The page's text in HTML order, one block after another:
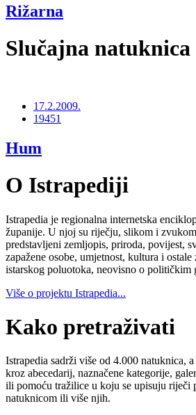
Rižarna
Slučajna natuknica
17.2.2009.
19451
Hum
O Istrapediji
Istrapedia je regionalna internetska
županije. U njoj su riječju, slikom i
predstavljeni zemljopis, priroda, povijest,
zapažene osobe, umjetnost, kultura i
istarskog poluotoka, neovisno o političkim
Više o projektu Istrapedia...
Kako pretraživati
Istrapedia sadrži više od 4.000 natuknica,
kroz abecedarij, naznačene kategorije,
ili pomoću tražilice u koju se upisuju riječi
natuknicom ili više njih.